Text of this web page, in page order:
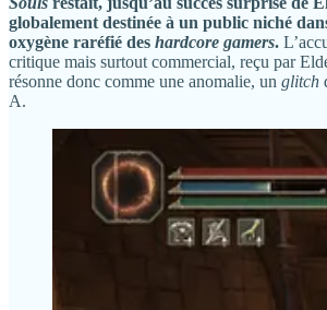
globalement destinée à un public niché
oxygène raréfié des hardcore gamers.
critique mais surtout commercial, reçu par
résonne donc comme une anomalie, un glitch
A.